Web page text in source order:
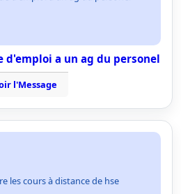
d'emploi a un ag du personel
l'Message
les cours à distance de hse